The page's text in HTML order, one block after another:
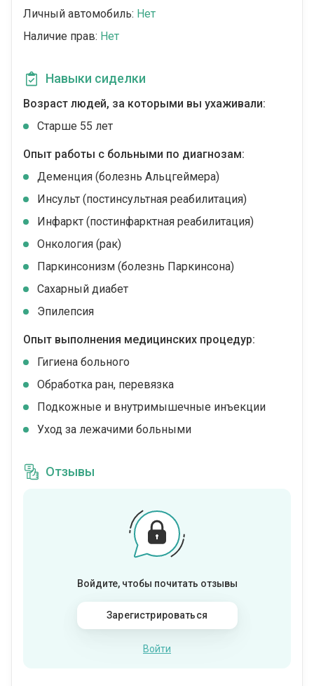
Личный автомобиль: Нет
Наличие прав: Нет
Навыки сиделки
Возраст людей, за которыми вы ухаживали:
Cтарше 55 лет
Опыт работы с больными по диагнозам:
Деменция (болезнь Альцгеймера)
Инсульт (постинсультная реабилитация)
Инфаркт (постинфарктная реабилитация)
Онкология (рак)
Паркинсонизм (болезнь Паркинсона)
Сахарный диабет
Эпилепсия
Опыт выполнения медицинских процедур:
Гигиена больного
Обработка ран, перевязка
Подкожные и внутримышечные инъекции
Уход за лежачими больными
Отзывы
Войдите, чтобы почитать отзывы
Зарегистрироваться
Войти